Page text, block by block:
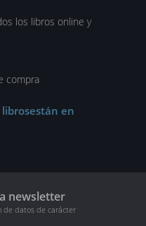
los libros online y
compra
están en
newsletter
de datos de carácter